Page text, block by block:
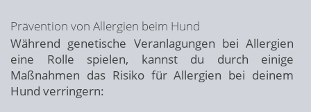
Prävention von Allergien beim Hund
Während genetische Veranlagungen bei Allergien
eine Rolle spielen, kannst du durch einige
Maßnahmen das Risiko für Allergien bei deinem
Hund verringern: